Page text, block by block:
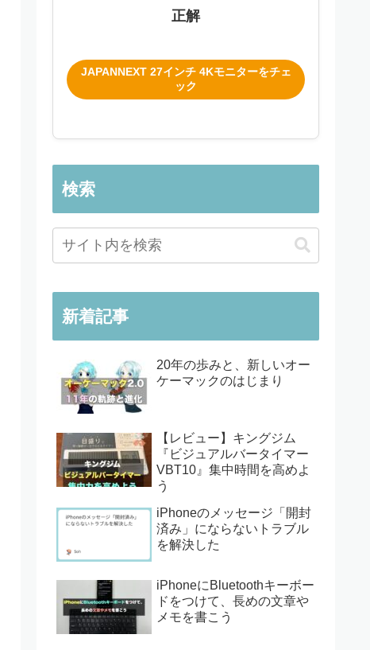
正解
JAPANNEXT 27インチ 4Kモニターをチェ
ック
検索
新着記事
20年の歩みと、新しいオー
ケーマックのはじまり
【レビュー】キングジム
『ビジュアルバータイマー
VBT10』集中時間を高めよ
う
iPhoneのメッセージ「開封
済み」にならないトラブル
を解決した
iPhoneにBluetoothキーボー
ドをつけて、長めの文章や
メモを書こう